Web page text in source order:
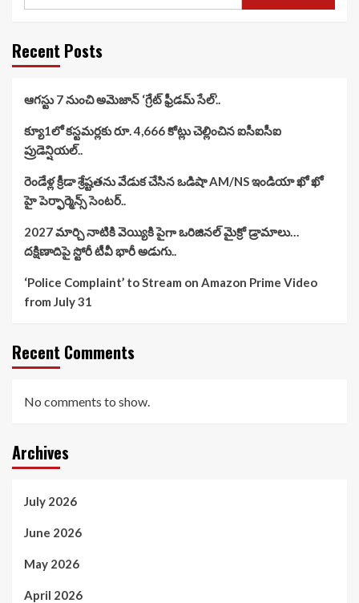
Recent Posts
ఆగస్టు 7 నుంచి అమెజాన్ ‘గ్రేట్ ఫ్రీడమ్ సేల్’..
క్యూ1లో కస్టమర్లకు రూ. 4,666 కోట్లు చెల్లించిన ఐసీఐసీఐ
ప్రుడెన్షియల్..
రెండేళ్ల క్రీడా శ్రేష్టతను వేడుక చేసిన ఒడిషా AM/NS ఇండియా ఖో ఖో
హై పెర్ఫార్మెన్స్ సెంటర్..
2027 మార్చి నాటికి వెయ్యికి పైగా ఒరిజినల్ మైక్రో డ్రామాలు…
దక్షిణాదిపై స్టోరీ టీవీ భారీ అడుగు..
‘Police Complaint’ to Stream on Amazon Prime Video
from July 31
Recent Comments
No comments to show.
Archives
July 2026
June 2026
May 2026
April 2026